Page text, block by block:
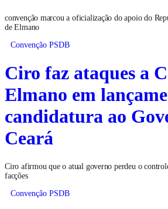
convenção marcou a oficialização do apoio do
de Elmano
Convenção PSDB
Ciro faz ataques a
Elmano em
candidatura ao
Ceará
Ciro afirmou que o atual governo perdeu o
facções
Convenção PSDB